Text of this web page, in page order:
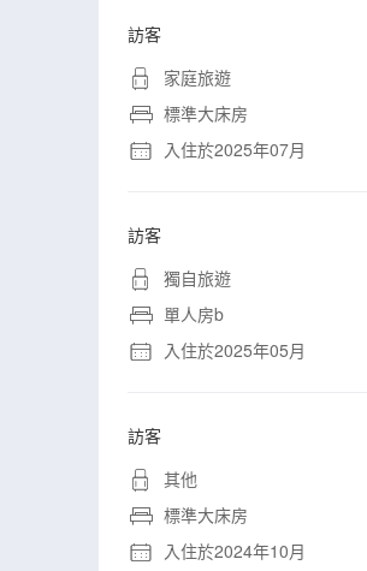
訪客
家庭旅遊
標準大床房
入住於2025年07月
訪客
獨自旅遊
單人房b
入住於2025年05月
訪客
其他
標準大床房
入住於2024年10月